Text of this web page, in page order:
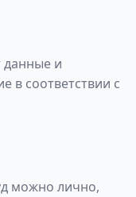
данные и
в соответствии с
можно лично,